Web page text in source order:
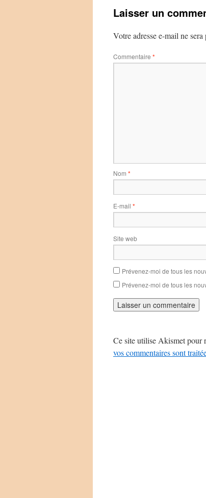
Laisser un
Votre adresse e-mail ne sera
Commentaire *
Nom *
E-mail *
Site web
Prévenez-moi de tous les
Prévenez-moi de tous les
Ce site utilise Akismet pour
vos commentaires sont